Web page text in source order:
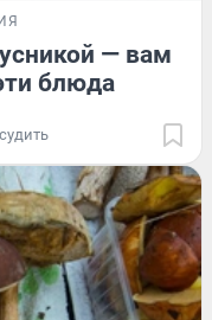
— вам
блюда